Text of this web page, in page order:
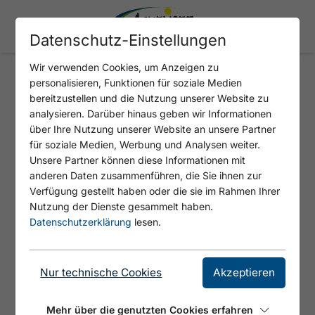
TIWAG - ATOLL ACHENSEE AC3
© https://unsplash.com/s/photos/charging-station
Datenschutz-Einstellungen
Wir verwenden Cookies, um Anzeigen zu
personalisieren, Funktionen für soziale Medien
bereitzustellen und die Nutzung unserer Website zu
analysieren. Darüber hinaus geben wir Informationen
über Ihre Nutzung unserer Website an unsere Partner
für soziale Medien, Werbung und Analysen weiter.
Unsere Partner können diese Informationen mit
anderen Daten zusammenführen, die Sie ihnen zur
Verfügung gestellt haben oder die sie im Rahmen Ihrer
Nutzung der Dienste gesammelt haben.
Datenschutzerklärung lesen.
Nur technische Cookies Akzeptieren
Mehr über die genutzten Cookies erfahren